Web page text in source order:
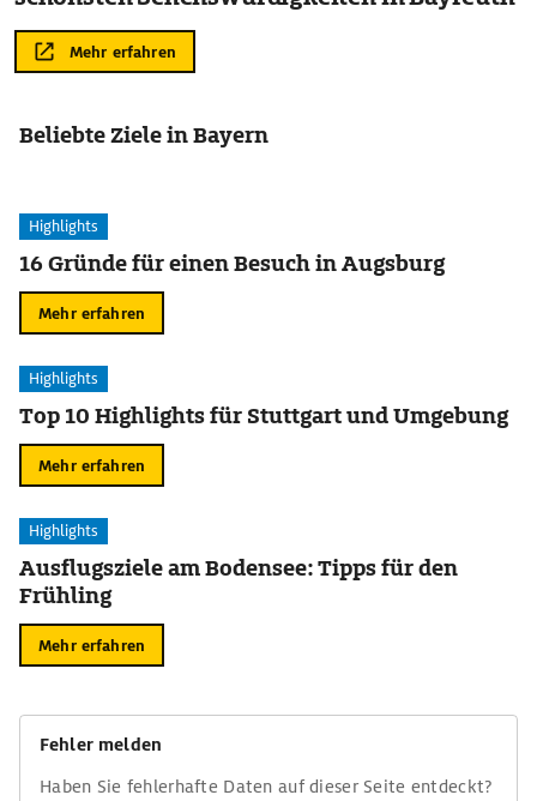
Mehr erfahren
Beliebte Ziele in Bayern
Highlights
16 Gründe für einen Besuch in Augsburg
Mehr erfahren
Highlights
Top 10 Highlights für Stuttgart und Umgebung
Mehr erfahren
Highlights
Ausflugsziele am Bodensee: Tipps für den
Frühling
Mehr erfahren
Fehler melden
Haben Sie fehlerhafte Daten auf dieser Seite entdeckt?